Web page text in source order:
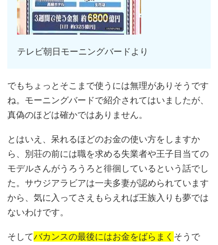
テレビ朝日モーニングバードより
でもちょっとそこまで使うには無理がありそうです
ね。モーニングバードで紹介されてはいましたが、
真偽のほどは確かではありません。
とはいえ、呆れるほどのお金の使い方をしますか
ら、別荘の前には職を求める失業者や王子目当ての
モデルさんがうろうろと徘徊しているという話でし
た。サウジアラビアは一夫多妻が認められています
から、気に入ってさえもらえれば王族入りも夢では
ないわけです。
そしてバカンスの最後にはお金をばらまく そうで